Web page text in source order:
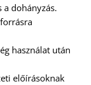
dohányzás.
használat után
előírásoknak